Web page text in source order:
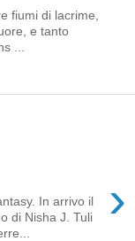
fiumi di lacrime,
e tanto
...
›
In arrivo il
di Nisha J. Tuli